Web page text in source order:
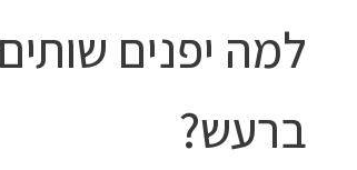
למה יפנים
ברעש?